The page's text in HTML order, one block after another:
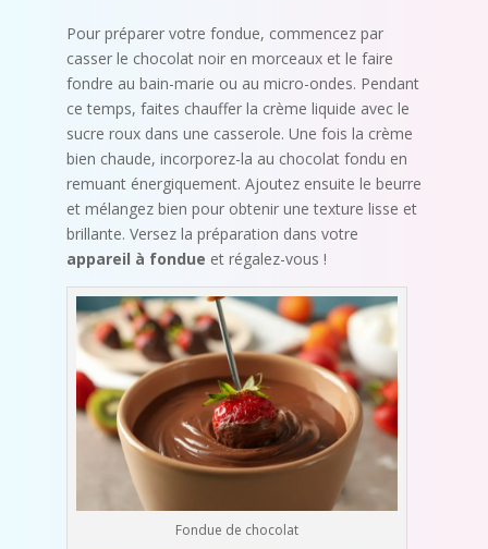
Pour préparer votre fondue, commencez par
casser le chocolat noir en morceaux et le faire
fondre au bain-marie ou au micro-ondes. Pendant
ce temps, faites chauffer la crème liquide avec le
sucre roux dans une casserole. Une fois la crème
bien chaude, incorporez-la au chocolat fondu en
remuant énergiquement. Ajoutez ensuite le beurre
et mélangez bien pour obtenir une texture lisse et
brillante. Versez la préparation dans votre
appareil à fondue et régalez-vous !
Fondue de chocolat